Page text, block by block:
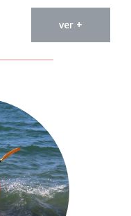
ver +